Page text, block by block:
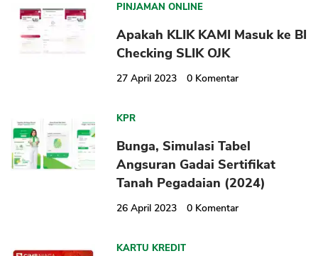
PINJAMAN ONLINE
Apakah KLIK KAMI Masuk ke BI
Checking SLIK OJK
27 April 2023 0 Komentar
KPR
Bunga, Simulasi Tabel
Angsuran Gadai Sertifikat
Tanah Pegadaian (2024)
26 April 2023 0 Komentar
KARTU KREDIT